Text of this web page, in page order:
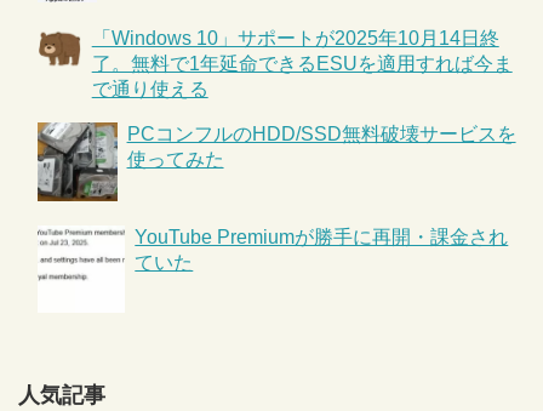
「Windows 10」サポートが2025年10月14日終
了。無料で1年延命できるESUを適用すれば今ま
で通り使える
PCコンフルのHDD/SSD無料破壊サービスを
使ってみた
YouTube Premiumが勝手に再開・課金され
ていた
人気記事